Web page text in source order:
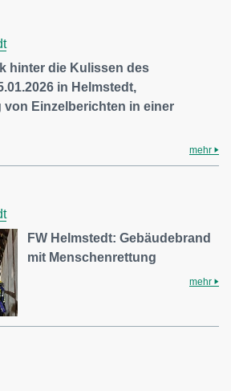
hinter die Kulissen des
in Helmstedt,
Einzelberichten in einer
mehr
FW Helmstedt: Gebäudebrand
mit Menschenrettung
mehr